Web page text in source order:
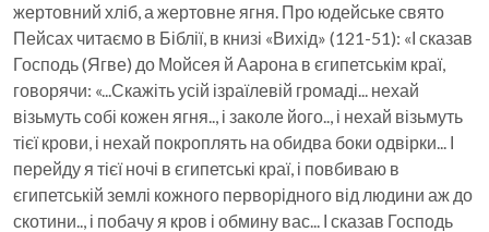
жертовний хліб, а жертовне ягня. Про юдейське свято
Пейсах читаємо в Біблії, в книзі «Вихід» (121-51): «І сказав
Господь (Ягве) до Мойсея й Аарона в єгипетськім краї,
говорячи: «...Скажіть усій ізраїлевій громаді... нехай
візьмуть собі кожен ягня.., і заколе його.., і нехай візьмуть
тієї крови, і нехай покроплять на обидва боки одвірки... І
перейду я тієї ночі в єгипетські краї, і повбиваю в
єгипетській землі кожного перворідного від людини аж до
скотини.., і побачу я кров і обмину вас... І сказав Господь